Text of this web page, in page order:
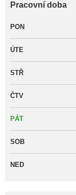
Pracovní doba
PON
ÚTE
STŘ
ČTV
PÁT
SOB
NED